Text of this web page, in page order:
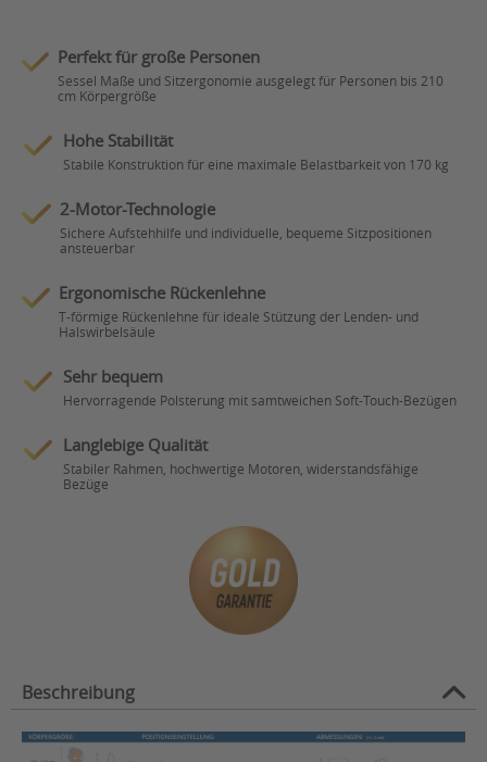
Perfekt für große Personen
Sessel Maße und Sitzergonomie ausgelegt für Personen bis 210
cm Körpergröße
Hohe Stabilität
Stabile Konstruktion für eine maximale Belastbarkeit von 170 kg
2-Motor-Technologie
Sichere Aufstehhilfe und individuelle, bequeme Sitzpositionen
ansteuerbar
Ergonomische Rückenlehne
T-förmige Rückenlehne für ideale Stützung der Lenden- und
Halswirbelsäule
Sehr bequem
Hervorragende Polsterung mit samtweichen Soft-Touch-Bezügen
Langlebige Qualität
Stabiler Rahmen, hochwertige Motoren, widerstandsfähige
Bezüge
Beschreibung